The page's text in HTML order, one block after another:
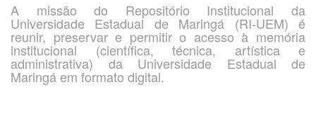
A missão do Repositório Institucional da
Universidade Estadual de Maringá (RI-UEM) é
reunir, preservar e permitir o acesso à memória
institucional (científica, técnica, artística e
administrativa) da Universidade Estadual de
Maringá em formato digital.